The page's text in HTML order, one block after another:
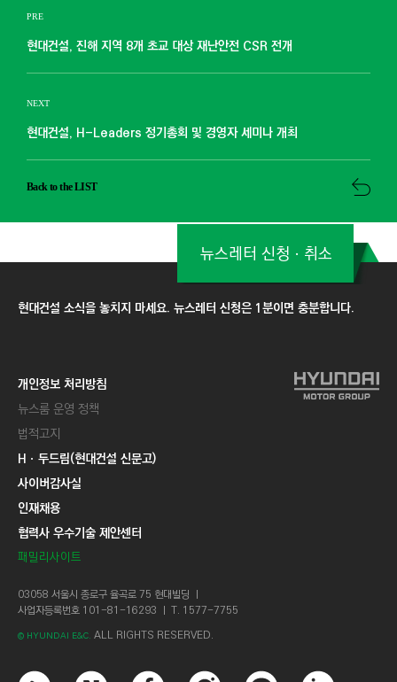
PRE
현대건설, 진해 지역 8개 초교 대상 재난안전 CSR 전개
NEXT
현대건설, H-Leaders 정기총회 및 경영자 세미나 개최
Back to the LIST
현대건설 소식을 놓치지 마세요. 뉴스레터 신청은 1분이면 충분합니다.
뉴스레터 신청ㆍ취소
개인정보 처리방침
뉴스룸 운영 정책
법적고지
Hㆍ두드림(현대건설 신문고)
사이버감사실
인재채용
협력사 우수기술 제안센터
패밀리사이트
03058 서울시 종로구 율곡로 75 현대빌딩 ㅣ
사업자등록번호 101-81-16293 ㅣ T. 1577-7755
© HYUNDAI E&C. ALL RIGHTS RESERVED.